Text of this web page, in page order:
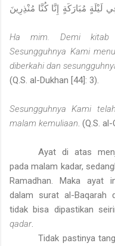
(2) إِنَّا أَنْزَلْنَاهُ فِي لَيْلَةٍ مُبَارَكَةٍ إِنَّا كُنَّا مُنْذِرِينَ
Ha mim. Demi kitab
Sesungguhnya Kami
diberkahi dan
(Q.S. al-Dukhan [44]: 3).
Sesungguhnya Kami
malam kemuliaan . (Q.S.
Ayat di atas
pada malam kadar,
Ramadhan. Maka ayat
dalam surat al-Baqarah
tidak bisa dipastikan
qadar.
Tidak pastinya